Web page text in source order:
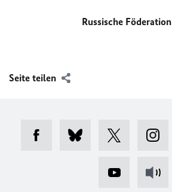
Russische Föderation
Seite teilen